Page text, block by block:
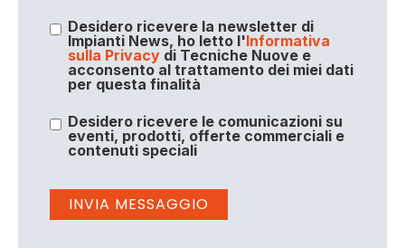
Desidero ricevere la newsletter di
Impianti News, ho letto l'Informativa
sulla Privacydi Tecniche Nuove e
acconsento al trattamento dei miei dati
per questa finalità
Desidero ricevere le comunicazioni su
eventi, prodotti, offerte commerciali e
contenuti speciali